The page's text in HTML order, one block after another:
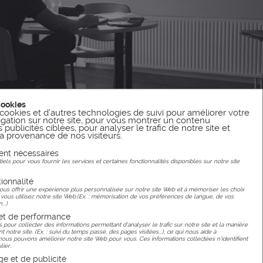
et d'autres technologies de suivi pour améliorer votre
sur notre site, pour vous montrer un contenu
publicités ciblées, pour analyser le trafic de notre site et
provenance de nos visiteurs.
nécessaires
pour vous fournir les services et certaines fonctionnalités disponibles sur notre site
offrir une expérience plus personnalisée sur notre site Web et à mémoriser les choix
utilisez notre site Web.(Ex. : mémorisation de vos préférences de langue, de vos
de performance
pour collecter des informations permettant d'analyser le trafic sur notre site et la manière
notre site. (Ex. : suivi du temps passé, des pages visitées...), ce qui nous aide à
pouvons améliorer notre site Web pour vous. Ces informations collectées n'identifient
et de publicité